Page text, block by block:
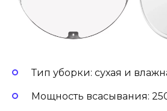
Тип уборки: сухая и
Мощность всасывания: